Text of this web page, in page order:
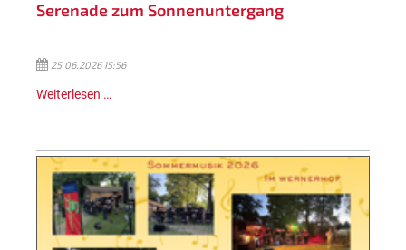
Serenade zum Sonnenuntergang
25.06.2026 15:56
Weiterlesen …